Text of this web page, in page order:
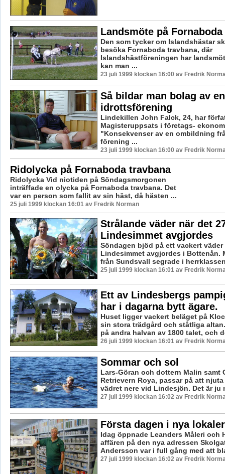
Landsmöte på
Den som tycker om Islandshästar
besöka Fornaboda travbana, där
Islandshästföreningen har
kan man ...
23 juli 1999 klockan 16:00 av Fredrik
Så bildar man bolag av en
idrottsförening
Lindekillen John Falck, 24, har
Magisteruppsats i företags-
"Konsekvenser av en ombildning
förening ...
23 juli 1999 klockan 16:00 av Fredrik
Ridolycka på Fornaboda travbana
Ridolycka Vid niotiden på Söndagsmorgonen
inträffade en olycka på Fornaboda travbana. Det
var en person som fallit av sin häst, då hästen ...
25 juli 1999 klockan 16:01 av Fredrik Norman
Strålande väder när det
Lindesimmet avgjordes
Söndagen bjöd på ett vackert väder
Lindesimmet avgjordes i Bottenån.
från Sundsvall segrade i
25 juli 1999 klockan 16:01 av Fredrik
Ett av Lindesbergs
har i dagarna bytt ägare.
Huset ligger vackert beläget på
sin stora trädgård och ståtliga
på andra halvan av 1800 talet, och
26 juli 1999 klockan 16:01 av Fredrik
Sommar och sol
Lars-Göran och dottern Malin samt
Retrievern Roya, passar på att
vädret nere vid Lindesjön. Det är ju
27 juli 1999 klockan 16:02 av Fredrik
Första dagen i nya lokaler
Idag öppnade Leanders Måleri och
affären på den nya adressen
Andersson var i full gång med att
27 juli 1999 klockan 16:02 av Fredrik